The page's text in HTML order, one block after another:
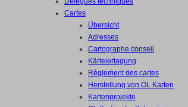
Cartes
Übersicht
Adresses
Cartographe conseil
Kärtelertagung
Règlement des cartes
Herstellung von OL Karten
Kartenprojekte